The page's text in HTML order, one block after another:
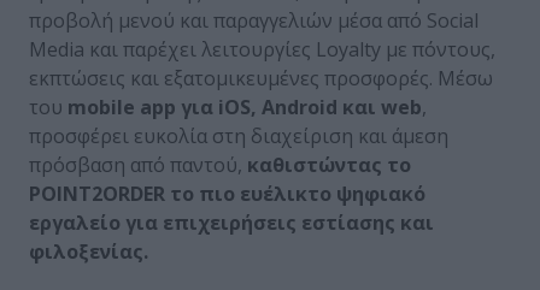
προβολή μενού και παραγγελιών μέσα από Social
Media και παρέχει λειτουργίες Loyalty με πόντους,
εκπτώσεις και εξατομικευμένες προσφορές. Μέσω
του mobile app για iOS, Android και web,
προσφέρει ευκολία στη διαχείριση και άμεση
πρόσβαση από παντού, καθιστώντας το
POINT2ORDER το πιο ευέλικτο ψηφιακό
εργαλείο για επιχειρήσεις εστίασης και
φιλοξενίας.